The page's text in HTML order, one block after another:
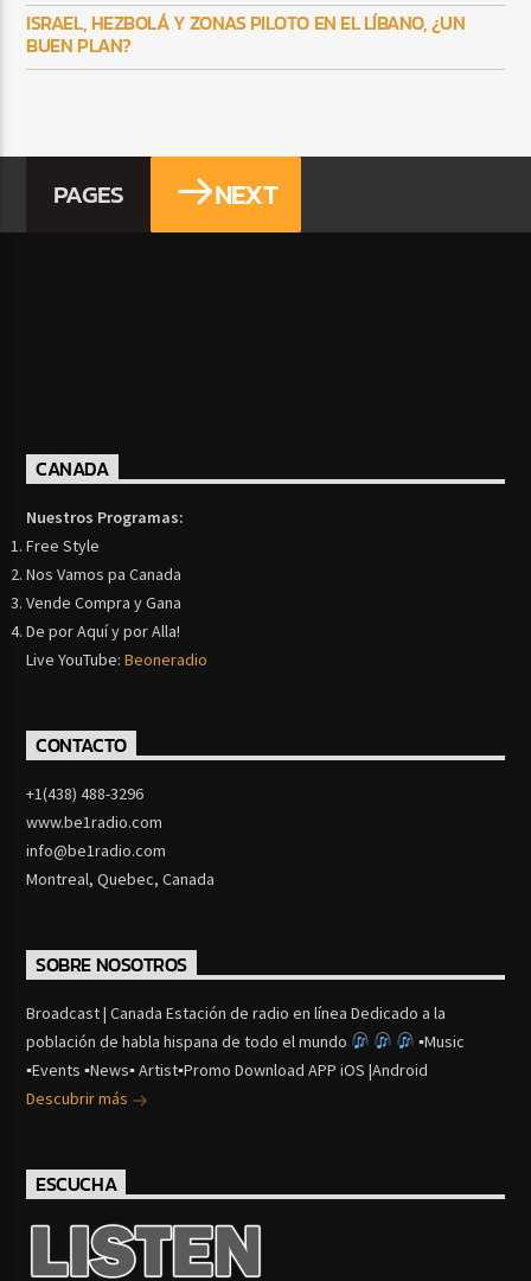
ISRAEL, HEZBOLÁ Y ZONAS PILOTO EN EL LÍBANO, ¿UN
BUEN PLAN?
PAGES NEXT
CANADA
Nuestros Programas:
Free Style
Nos Vamos pa Canada
Vende Compra y Gana
De por Aquí y por Alla!
Live YouTube:Beoneradio
CONTACTO
+1(438) 488-3296
www.be1radio.com
info@be1radio.com
Montreal, Quebec, Canada
SOBRE NOSOTROS
Broadcast | Canada Estación de radio en línea Dedicado a la
población de habla hispana de todo el mundo
▪Music
▪Events ▪News▪ Artist▪Promo Download APP iOS |Android
Descubrir más
ESCUCHA